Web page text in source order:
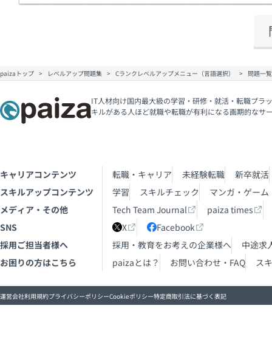
paizaトップ レベルアップ問題集 Cランクレベルアップメニュー（言語選択） 問題一
IT人材向け国内最大級の学習・研修・就活・転職プラ
キルがある人ほど就職や転職が有利になる画期的なサ
キャリアコンテンツ 転職・キャリア 未経験転職
新卒就活
スキルアップコンテンツ
学習 スキルチェック
マンガ・ゲーム
メディア・その他
Tech Team Journal
paiza times
SNS
X
Facebook
採用ご担当者様へ
採用・教育をお考えの企業様へ
中途求
お困りの方はこちら
paizaとは？ お問い合わせ・FAQ ス
運営会社利用規約プライバシーポリシーCookieポリシー特定商取引法に基づく表記